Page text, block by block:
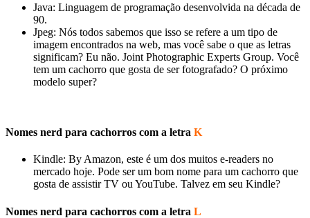
Java: Linguagem de programação desenvolvida na década de
90.
Jpeg: Nós todos sabemos que isso se refere a um tipo de
imagem encontrados na web, mas você sabe o que as letras
significam? Eu não. Joint Photographic Experts Group. Você
tem um cachorro que gosta de ser fotografado? O próximo
modelo super?
Nomes nerd para cachorros com a letra K
Kindle: By Amazon, este é um dos muitos e-readers no
mercado hoje. Pode ser um bom nome para um cachorro que
gosta de assistir TV ou YouTube. Talvez em seu Kindle?
Nomes nerd para cachorros com a letra L